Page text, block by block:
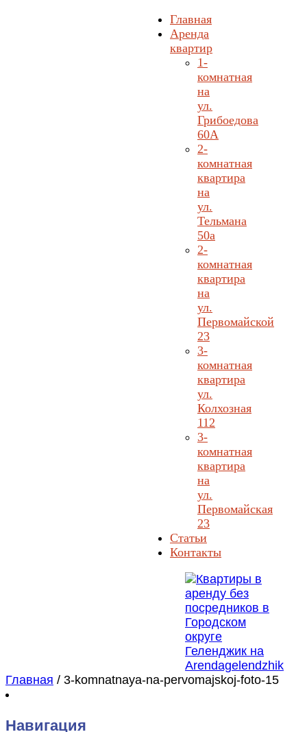
Главная
Аренда
квартир
1-
комнатная
на
ул.
Грибоедова
60А
2-
комнатная
квартира
на
ул.
Тельмана
50а
2-
комнатная
квартира
на
ул.
Первомайской
23
3-
комнатная
квартира
ул.
Колхозная
112
3-
комнатная
квартира
на
ул.
Первомайская
23
Статьи
Контакты
Главная / 3-komnatnaya-na-pervomajskoj-foto-15
Навигация